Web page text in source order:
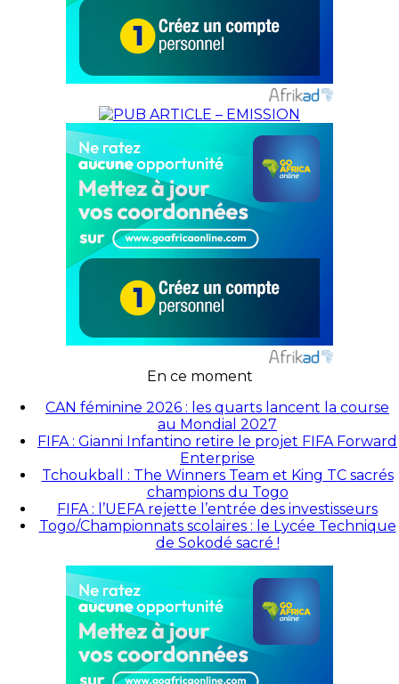
En ce moment
CAN féminine 2026 : les quarts lancent la course
au Mondial 2027
FIFA : Gianni Infantino retire le projet FIFA Forward
Enterprise
Tchoukball : The Winners Team et King TC sacrés
champions du Togo
FIFA : l’UEFA rejette l’entrée des investisseurs
Togo/Championnats scolaires : le Lycée Technique
de Sokodé sacré !